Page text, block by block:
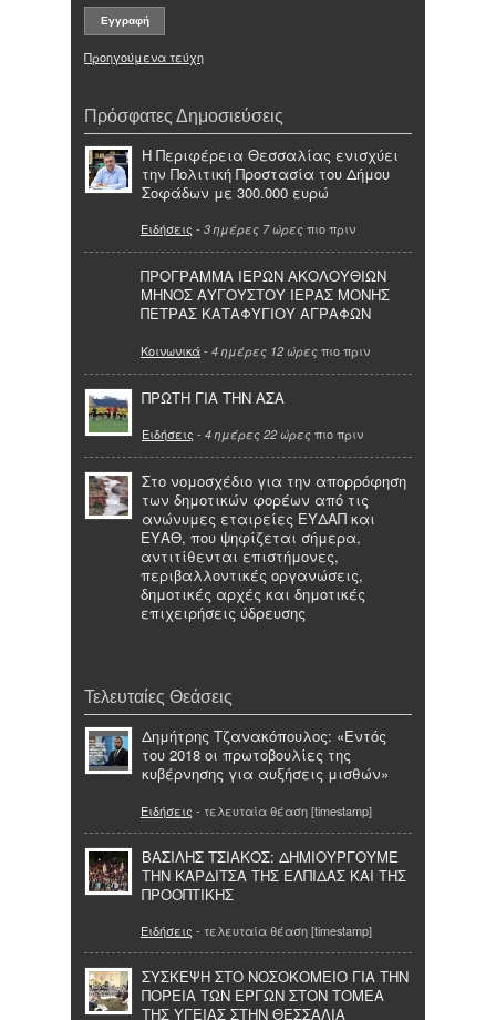
Προηγούμενα τεύχη
Πρόσφατες Δημοσιεύσεις
Η Περιφέρεια Θεσσαλίας ενισχύει
την Πολιτική Προστασία του Δήμου
Σοφάδων με 300.000 ευρώ
Ειδήσεις - 3 ημέρες 7 ώρες πιο πριν
ΠΡΟΓΡΑΜΜΑ ΙΕΡΩΝ ΑΚΟΛΟΥΘΙΩΝ
ΜΗΝΟΣ ΑΥΓΟΥΣΤΟΥ ΙΕΡΑΣ ΜΟΝΗΣ
ΠΕΤΡΑΣ ΚΑΤΑΦΥΓΙΟΥ ΑΓΡΑΦΩΝ
Κοινωνικά- 4 ημέρες 12 ώρες πιο πριν
ΠΡΩΤΗ ΓΙΑ ΤΗΝ ΑΣΑ
Ειδήσεις - 4 ημέρες 22 ώρες πιο πριν
Στο νομοσχέδιο για την απορρόφηση
των δημοτικών φορέων από τις
ανώνυμες εταιρείες ΕΥΔΑΠ και
ΕΥΑΘ, που ψηφίζεται σήμερα,
αντιτίθενται επιστήμονες,
περιβαλλοντικές οργανώσεις,
δημοτικές αρχές και δημοτικές
επιχειρήσεις ύδρευσης
Τελευταίες Θεάσεις
Δημήτρης Τζανακόπουλος: «Εντός
του 2018 οι πρωτοβουλίες της
κυβέρνησης για αυξήσεις μισθών»
Ειδήσεις - τελευταία θέαση [timestamp]
ΒΑΣΙΛΗΣ ΤΣΙΑΚΟΣ: ΔΗΜΙΟΥΡΓΟΥΜΕ
ΤΗΝ ΚΑΡΔΙΤΣΑ ΤΗΣ ΕΛΠΙΔΑΣ ΚΑΙ ΤΗΣ
ΠΡΟΟΠΤΙΚΗΣ
Ειδήσεις - τελευταία θέαση [timestamp]
ΣΥΣΚΕΨΗ ΣΤΟ ΝΟΣΟΚΟΜΕΙΟ ΓΙΑ ΤΗΝ
ΠΟΡΕΙΑ ΤΩΝ ΕΡΓΩΝ ΣΤΟΝ ΤΟΜΕΑ
ΤΗΣ ΥΓΕΙΑΣ ΣΤΗΝ ΘΕΣΣΑΛΙΑ